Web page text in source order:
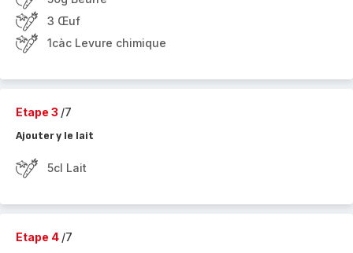
3 Œuf
1càc Levure chimique
Etape 3 /7
Ajouter y le lait
5cl Lait
Etape 4 /7